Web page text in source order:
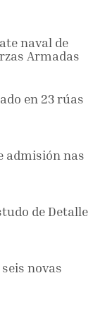
naval de
Armadas
en 23 rúas
admisión nas
de Detalle
novas